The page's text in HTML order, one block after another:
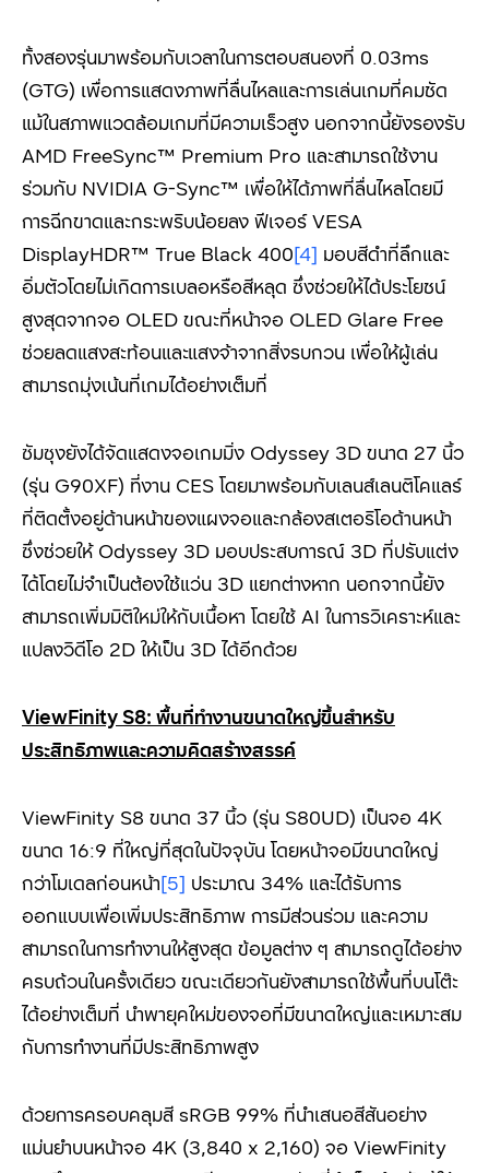
ทั้งสองรุ่นมาพร้อมกับเวลาในการตอบสนองที่ 0.03ms
(GTG) เพื่อการแสดงภาพที่ลื่นไหลและการเล่นเกมที่คมชัด
แม้ในสภาพแวดล้อมเกมที่มีความเร็วสูง นอกจากนี้ยังรองรับ
AMD FreeSync™ Premium Pro และสามารถใช้งาน
ร่วมกับ NVIDIA G-Sync™ เพื่อให้ได้ภาพที่ลื่นไหลโดยมี
การฉีกขาดและกระพริบน้อยลง ฟีเจอร์ VESA
DisplayHDR™ True Black 400[4] มอบสีดำที่ลึกและ
อิ่มตัวโดยไม่เกิดการเบลอหรือสีหลุด ซึ่งช่วยให้ได้ประโยชน์
สูงสุดจากจอ OLED ขณะที่หน้าจอ OLED Glare Free
ช่วยลดแสงสะท้อนและแสงจ้าจากสิ่งรบกวน เพื่อให้ผู้เล่น
สามารถมุ่งเน้นที่เกมได้อย่างเต็มที่
ซัมซุงยังได้จัดแสดงจอเกมมิ่ง Odyssey 3D ขนาด 27 นิ้ว
(รุ่น G90XF) ที่งาน CES โดยมาพร้อมกับเลนส์เลนติโคแลร์
ที่ติดตั้งอยู่ด้านหน้าของแผงจอและกล้องสเตอริโอด้านหน้า
ซึ่งช่วยให้ Odyssey 3D มอบประสบการณ์ 3D ที่ปรับแต่ง
ได้โดยไม่จำเป็นต้องใช้แว่น 3D แยกต่างหาก นอกจากนี้ยัง
สามารถเพิ่มมิติใหม่ให้กับเนื้อหา โดยใช้ AI ในการวิเคราะห์และ
แปลงวิดีโอ 2D ให้เป็น 3D ได้อีกด้วย
ViewFinity S8: พื้นที่ทำงานขนาดใหญ่ขึ้นสำหรับ
ประสิทธิภาพและความคิดสร้างสรรค์
ViewFinity S8 ขนาด 37 นิ้ว (รุ่น S80UD) เป็นจอ 4K
ขนาด 16:9 ที่ใหญ่ที่สุดในปัจจุบัน โดยหน้าจอมีขนาดใหญ่
กว่าโมเดลก่อนหน้า[5] ประมาณ 34% และได้รับการ
ออกแบบเพื่อเพิ่มประสิทธิภาพ การมีส่วนร่วม และความ
สามารถในการทำงานให้สูงสุด ข้อมูลต่าง ๆ สามารถดูได้อย่าง
ครบถ้วนในครั้งเดียว ขณะเดียวกันยังสามารถใช้พื้นที่บนโต๊ะ
ได้อย่างเต็มที่ นำพายุคใหม่ของจอที่มีขนาดใหญ่และเหมาะสม
กับการทำงานที่มีประสิทธิภาพสูง
ด้วยการครอบคลุมสี sRGB 99% ที่นำเสนอสีสันอย่าง
แม่นยำบนหน้าจอ 4K (3,840 x 2,160) จอ ViewFinity